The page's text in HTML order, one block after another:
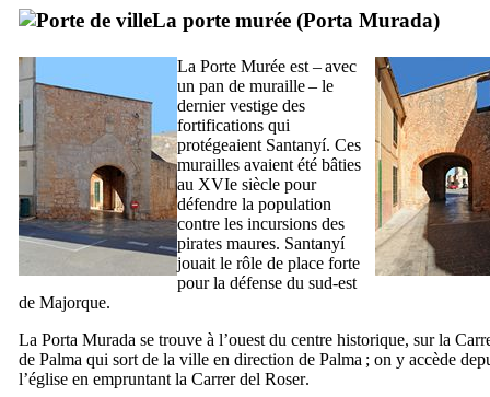
La porte murée (Porta Murada)
La Porte Murée est – avec
un pan de muraille – le
dernier vestige des
fortifications qui
protégeaient Santanyí. Ces
murailles avaient été bâties
au XVIe siècle pour
défendre la population
contre les incursions des
pirates maures. Santanyí
jouait le rôle de place forte
pour la défense du sud-est
de Majorque.
La Porta Murada se trouve à l’ouest du centre historique, sur la
de Palma qui sort de la ville en direction de Palma ; on y accède
l’église en empruntant la Carrer del Roser.